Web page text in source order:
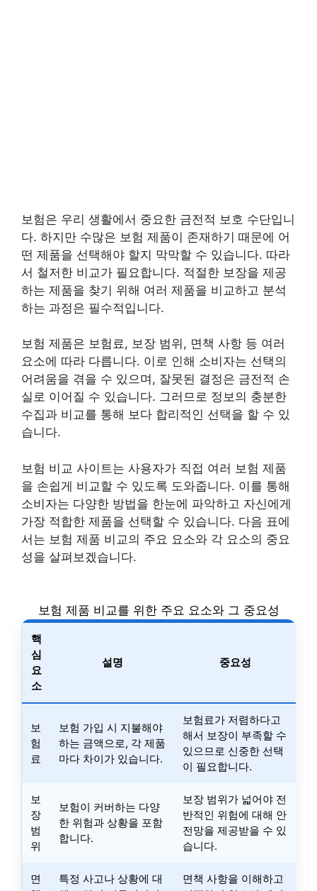
보험은 우리 생활에서 중요한 금전적 보호 수단입니
다. 하지만 수많은 보험 제품이 존재하기 때문에 어
떤 제품을 선택해야 할지 막막할 수 있습니다. 따라
서 철저한 비교가 필요합니다. 적절한 보장을 제공
하는 제품을 찾기 위해 여러 제품을 비교하고 분석
하는 과정은 필수적입니다.
보험 제품은 보험료, 보장 범위, 면책 사항 등 여러
요소에 따라 다릅니다. 이로 인해 소비자는 선택의
어려움을 겪을 수 있으며, 잘못된 결정은 금전적 손
실로 이어질 수 있습니다. 그러므로 정보의 충분한
수집과 비교를 통해 보다 합리적인 선택을 할 수 있
습니다.
보험 비교 사이트는 사용자가 직접 여러 보험 제품
을 손쉽게 비교할 수 있도록 도와줍니다. 이를 통해
소비자는 다양한 방법을 한눈에 파악하고 자신에게
가장 적합한 제품을 선택할 수 있습니다. 다음 표에
서는 보험 제품 비교의 주요 요소와 각 요소의 중요
성을 살펴보겠습니다.
보험 제품 비교를 위한 주요 요소와 그 중요성
핵
심
요
소
설명 중요성
보
험
료
보험 가입 시 지불해야
하는 금액으로, 각 제품
마다 차이가 있습니다.
보험료가 저렴하다고
해서 보장이 부족할 수
있으므로 신중한 선택
이 필요합니다.
보
장
범
위
보험이 커버하는 다양
한 위험과 상황을 포함
합니다.
보장 범위가 넓어야 전
반적인 위험에 대해 안
전망을 제공받을 수 있
습니다.
면
특정 사고나 상황에 대
면책 사항을 이해하고